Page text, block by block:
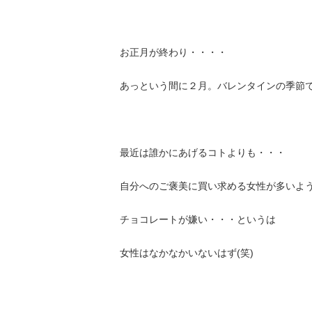
お正月が終わり・・・・
あっという間に２月。バレンタインの季節
最近は誰かにあげるコトよりも・・・
自分へのご褒美に買い求める女性が多いよ
チョコレートが嫌い・・・というは
女性はなかなかいないはず(笑)